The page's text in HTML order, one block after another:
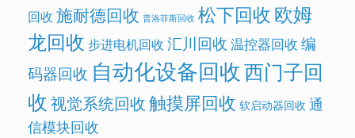
回收 施耐德回收 普洛菲斯回收 松下回收欧姆
龙回收 步进电机回收 汇川回收 温控器回收 编
码器回收 自动化设备回收西门子回
收视觉系统回收触摸屏回收 软启动器回收 通
信模块回收